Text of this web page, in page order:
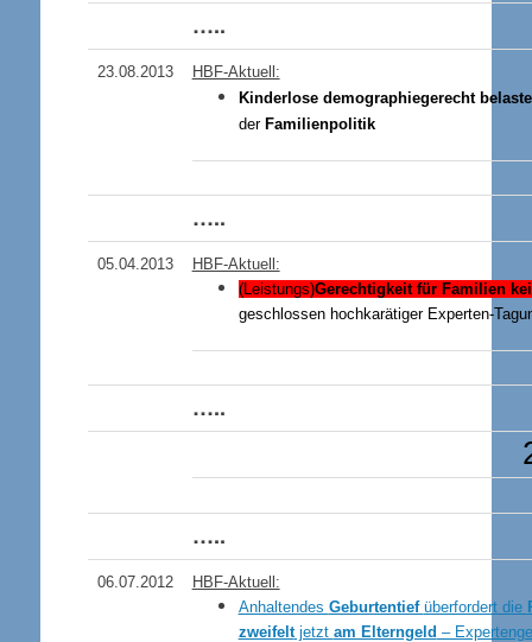
…..
23.08.2013
HBF-Aktuell:
Kinderlose demographiegerecht
der Familienpolitik
…..
05.04.2013
HBF-Aktuell:
(Leistungs)Gerechtigkeit für Familien
geschlossen hochkarätiger Experten-
…..
…..
06.07.2012
HBF-Aktuell:
Anhaltendes Geburtentief überfordert die
zweifeltjetzt am Elterngeld –